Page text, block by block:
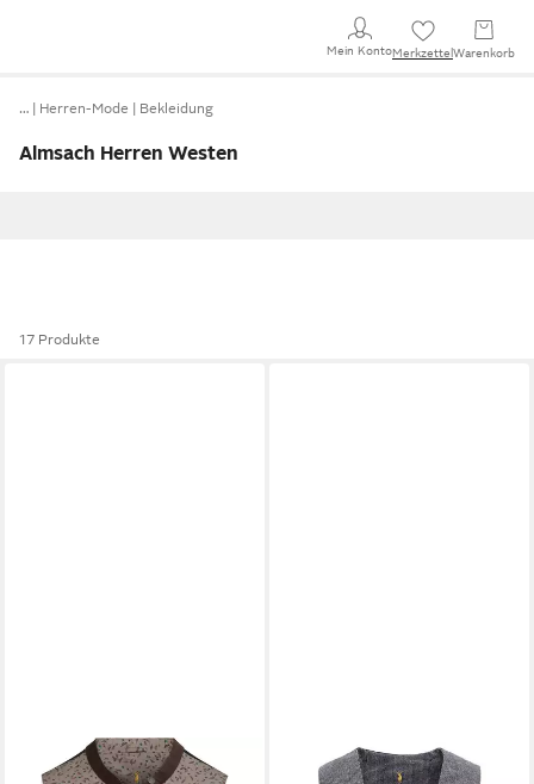
Mein KontoMerkzettel Warenkorb
… Herren-Mode Bekleidung
Almsach Herren Westen
17 Produkte